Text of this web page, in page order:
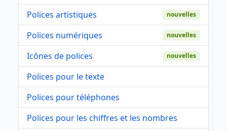
Polices artistiques
nouvelles
Polices numériques nouvelles
Icônes de polices nouvelles
Polices pour le texte
Polices pour téléphones
Polices pour les chiffres et les nombres